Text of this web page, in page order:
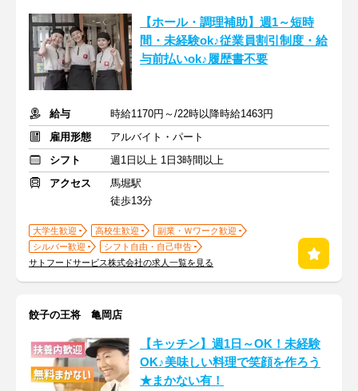
【ホール・調理補助】週1～短時
間・未経験ok♪従業員割引制度・給
与前払いok♪履歴書不要
給与
時給1170円～/22時以降時給1463円
雇用形態
アルバイト・パート
シフト
週1日以上 1日3時間以上
アクセス
馬堀駅
徒歩13分
大学生歓迎 高校生歓迎
副業・Ｗワーク歓迎
シルバー歓迎
シフト自由・自己申告
サトフードサービス株式会社の求人一覧を見る
餃子の王将 亀岡店
【キッチン】週1日～OK！未経験
OK♪美味しい料理で笑顔を作ろう
★まかない有！